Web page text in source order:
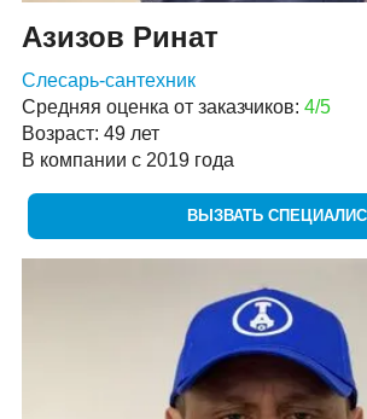
Азизов Ринат
Слесарь-сантехник
Средняя оценка от заказчиков: 4/5
Возраст: 49 лет
В компании с 2019 года
ВЫЗВАТЬ